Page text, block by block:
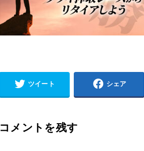
ツイート シェア
コメントを残す